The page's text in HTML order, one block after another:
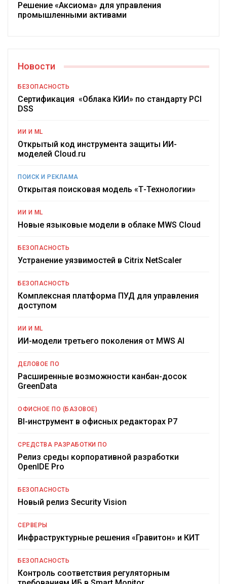
Решение «Аксиома» для управления
промышленными активами
Новости
БЕЗОПАСНОСТЬ
Сертификация «Облака КИИ» по стандарту PCI
DSS
ИИ И ML
Открытый код инструмента защиты ИИ-
моделей Cloud.ru
ПОИСК И РЕКЛАМА
Открытая поисковая модель «Т-Технологии»
ИИ И ML
Новые языковые модели в облаке MWS Cloud
БЕЗОПАСНОСТЬ
Устранение уязвимостей в Citrix NetScaler
БЕЗОПАСНОСТЬ
Комплексная платформа ПУД для управления
доступом
ИИ И ML
ИИ-модели третьего поколения от MWS AI
ДЕЛОВОЕ ПО
Расширенные возможности канбан-досок
GreenData
ОФИСНОЕ ПО (БАЗОВОЕ)
BI-инструмент в офисных редакторах Р7
СРЕДСТВА РАЗРАБОТКИ ПО
Релиз среды корпоративной разработки
OpenIDE Pro
БЕЗОПАСНОСТЬ
Новый релиз Security Vision
СЕРВЕРЫ
Инфраструктурные решения «Гравитон» и КИТ
БЕЗОПАСНОСТЬ
Контроль соответствия регуляторным